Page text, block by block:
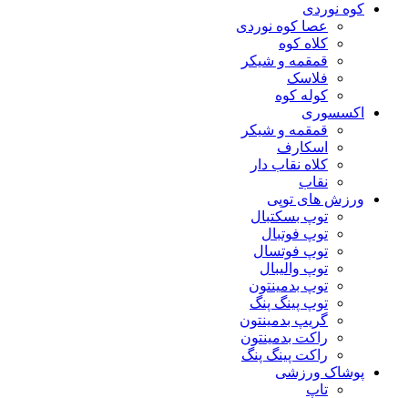
کوه نوردی
عصا کوه نوردی
کلاه کوه
قمقمه و شیکر
فلاسک
کوله کوه
اکسسوری
قمقمه و شیکر
اسکارف
کلاه نقاب دار
نقاب
ورزش های توپی
توپ بسکتبال
توپ فوتبال
توپ فوتسال
توپ والیبال
توپ بدمینتون
توپ پینگ پنگ
گریپ بدمینتون
راکت بدمینتون
راکت پینگ پنگ
پوشاک ورزشی
تاپ